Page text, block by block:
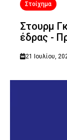
Στοίχημα
Στουρμ
έδρας -
21 Ιουλίου,